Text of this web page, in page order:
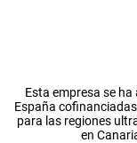
Esta empresa se
España
para las regiones
en